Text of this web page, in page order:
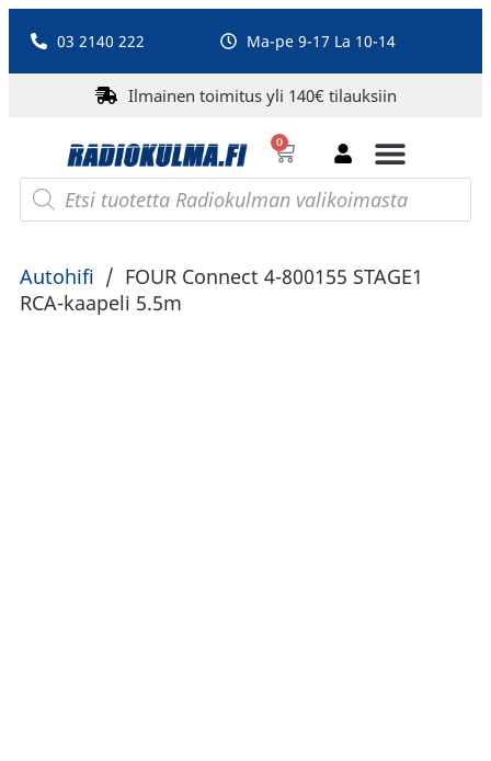
03 2140 222 Ma-pe 9-17 La 10-14
Ilmainen toimitus yli 140€ tilauksiin
0
Autohifi / FOUR Connect 4-800155 STAGE1
RCA-kaapeli 5.5m